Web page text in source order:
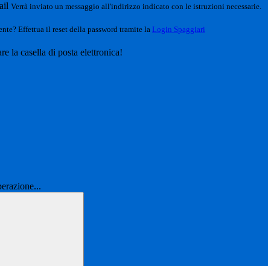
Verrà inviato un messaggio all'indirizzo indicato con le istruzioni necessarie.
Effettua il reset della password tramite la Login Spaggiari
la casella di posta elettronica!